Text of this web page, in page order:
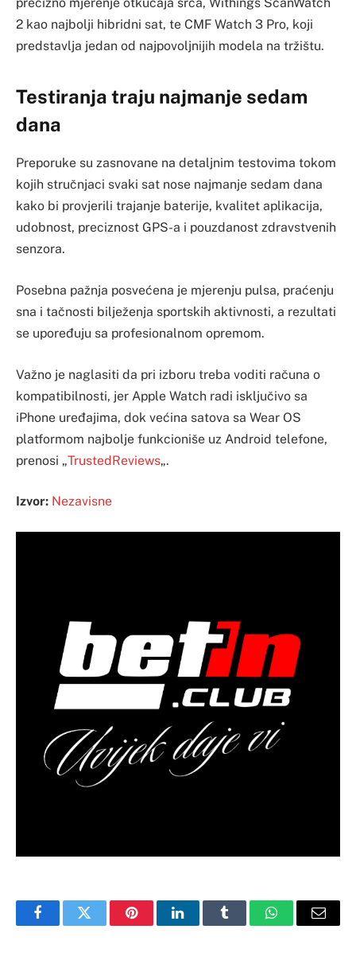
2 kao najbolji hibridni sat, te CMF Watch 3 Pro, koji
predstavlja jedan od najpovoljnijih modela na tržištu.
Testiranja traju najmanje sedam
dana
Preporuke su zasnovane na detaljnim testovima tokom
kojih stručnjaci svaki sat nose najmanje sedam dana
kako bi provjerili trajanje baterije, kvalitet aplikacija,
udobnost, preciznost GPS-a i pouzdanost zdravstvenih
senzora.
Posebna pažnja posvećena je mjerenju pulsa, praćenju
sna i tačnosti bilježenja sportskih aktivnosti, a rezultati
se upoređuju sa profesionalnom opremom.
Važno je naglasiti da pri izboru treba voditi računa o
kompatibilnosti, jer Apple Watch radi isključivo sa
iPhone uređajima, dok većina satova sa Wear OS
platformom najbolje funkcioniše uz Android telefone,
prenosi „TrustedReviews„.
Izvor: Nezavisne
FacebookTwitter PinterestLinkedInTumblr WhatsAppEmail